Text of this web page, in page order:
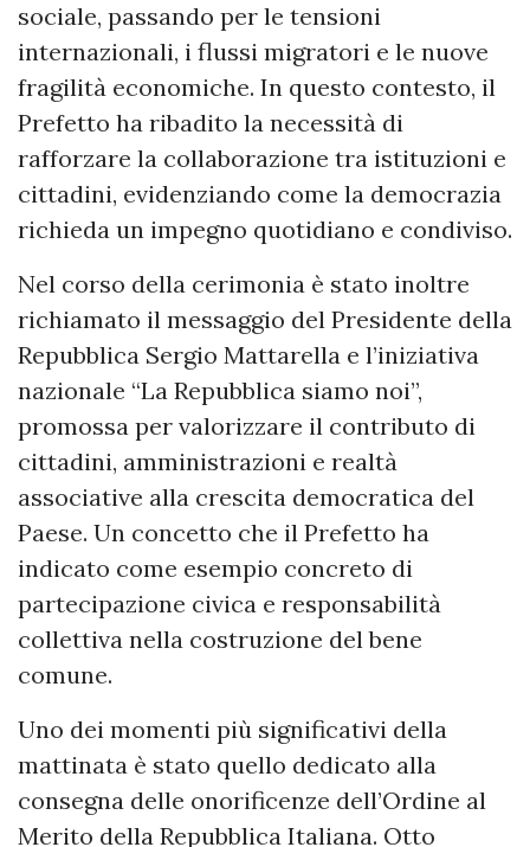
sociale, passando per le tensioni
internazionali, i flussi migratori e le nuove
fragilità economiche. In questo contesto, il
Prefetto ha ribadito la necessità di
rafforzare la collaborazione tra istituzioni e
cittadini, evidenziando come la democrazia
richieda un impegno quotidiano e condiviso.
Nel corso della cerimonia è stato inoltre
richiamato il messaggio del Presidente della
Repubblica Sergio Mattarella e l’iniziativa
nazionale “La Repubblica siamo noi”,
promossa per valorizzare il contributo di
cittadini, amministrazioni e realtà
associative alla crescita democratica del
Paese. Un concetto che il Prefetto ha
indicato come esempio concreto di
partecipazione civica e responsabilità
collettiva nella costruzione del bene
comune.
Uno dei momenti più significativi della
mattinata è stato quello dedicato alla
consegna delle onorificenze dell’Ordine al
Merito della Repubblica Italiana. Otto